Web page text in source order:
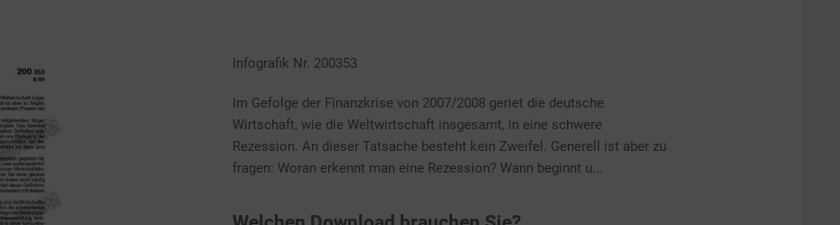
Infografik Nr. 200353
Im Gefolge der Finanzkrise von 2007/2008 geriet die deutsche
Wirtschaft, wie die Weltwirtschaft insgesamt, in eine schwere
Rezession. An dieser Tatsache besteht kein Zweifel. Generell ist aber zu
fragen: Woran erkennt man eine Rezession? Wann beginnt u...